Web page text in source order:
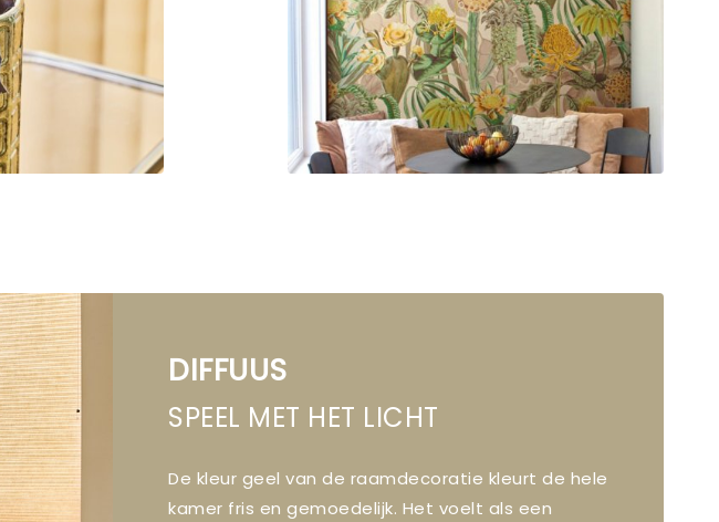
DIFFUUS
SPEEL MET HET LICHT
De kleur geel van de raamdecoratie kleurt de hele
kamer fris en gemoedelijk. Het voelt als een